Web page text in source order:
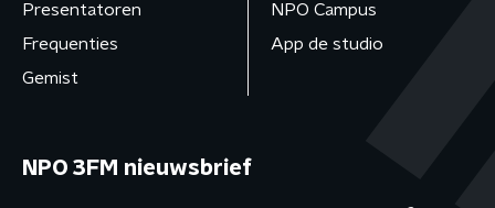
Presentatoren
Frequenties
Gemist
NPO Campus
App de studio
NPO 3FM nieuwsbrief